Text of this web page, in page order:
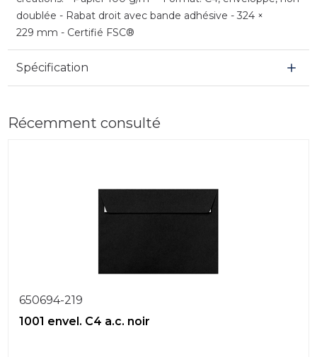
doublée - Rabat droit avec bande adhésive - 324 ×
229 mm - Certifié FSC®
Spécification
Récemment consulté
650694-219
1001 envel. C4 a.c. noir